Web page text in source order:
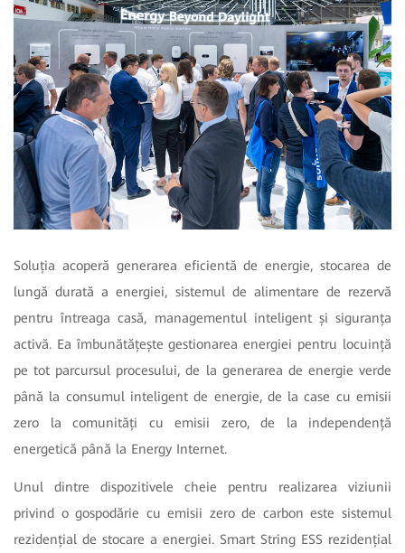
Soluția acoperă generarea eficientă de energie, stocarea de
lungă durată a energiei, sistemul de alimentare de rezervă
pentru întreaga casă, managementul inteligent și siguranța
activă. Ea îmbunătățește gestionarea energiei pentru locuință
pe tot parcursul procesului, de la generarea de energie verde
până la consumul inteligent de energie, de la case cu emisii
zero la comunități cu emisii zero, de la independență
energetică până la Energy Internet.
Unul dintre dispozitivele cheie pentru realizarea viziunii
privind o gospodărie cu emisii zero de carbon este sistemul
rezidențial de stocare a energiei. Smart String ESS rezidențial